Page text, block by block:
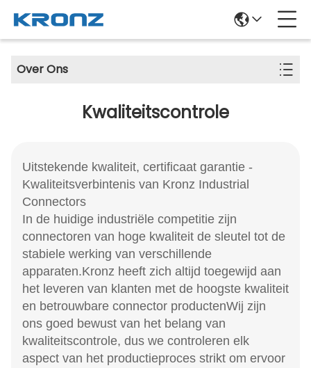
Over Ons
Kwaliteitscontrole
Uitstekende kwaliteit, certificaat garantie -
Kwaliteitsverbintenis van Kronz Industrial
Connectors
In de huidige industriële competitie zijn
connectoren van hoge kwaliteit de sleutel tot de
stabiele werking van verschillende
apparaten.Kronz heeft zich altijd toegewijd aan
het leveren van klanten met de hoogste kwaliteit
en betrouwbare connector productenWij zijn
ons goed bewust van het belang van
kwaliteitscontrole, dus we controleren elk
aspect van het productieproces strikt om ervoor